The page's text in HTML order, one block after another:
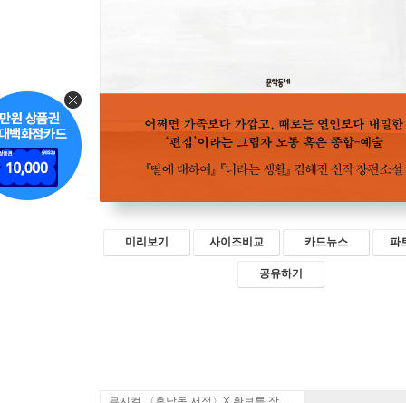
미리보기 사이즈비교 카드뉴스 파
공유하기